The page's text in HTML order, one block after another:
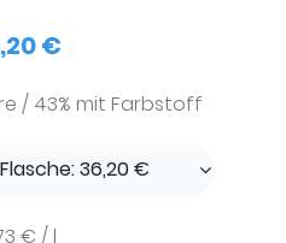
€
/ 43% mit Farbstoff
36,20 €
€ / l